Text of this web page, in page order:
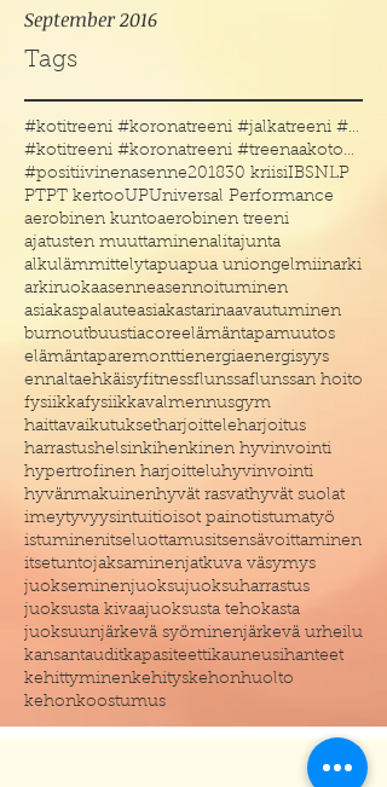
September 2016
Tags
#kotitreeni #koronatreeni #jalkatreeni #treenakoto
#kotitreeni #koronatreeni #treenaakotona #treenaau
#positiivinenasenne201830 kriisiIBSNLP
PTPT kertooUPUniversal Performance
aerobinen kuntoaerobinen treeni
ajatusten muuttaminenalitajunta
alkulämmittelytapuapua uniongelmiinarki
arkiruokaasenneasennoituminen
asiakaspalauteasiakastarinaavautuminen
burnoutbuustiacoreelämäntapamuutos
elämäntaparemonttienergiaenergisyys
ennaltaehkäisyfitnessflunssaflunssan hoito
fysiikkafysiikkavalmennusgym
haittavaikutuksetharjoitteleharjoitus
harrastushelsinkihenkinen hyvinvointi
hypertrofinen harjoitteluhyvinvointi
hyvänmakuinenhyvät rasvathyvät suolat
imeytyvyysintuitioisot painotistumatyö
istuminenitseluottamusitsensävoittaminen
itsetuntojaksaminenjatkuva väsymys
juokseminenjuoksujuoksuharrastus
juoksusta kivaajuoksusta tehokasta
juoksuunjärkevä syöminenjärkevä urheilu
kansantauditkapasiteettikauneusihanteet
kehittyminenkehityskehonhuolto
kehonkoostumus